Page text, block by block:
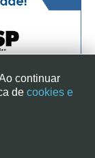
DE SÃO PAULO
continuar
de cookies e